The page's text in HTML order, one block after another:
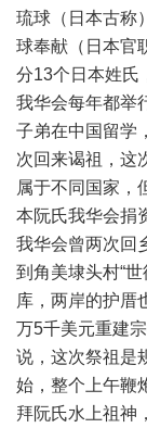
琉球（日本古称
球奉献（日本官
分13个日本姓氏
我华会每年都举
子弟在中国留学
次回来谒祖，这
属于不同国家，
本阮氏我华会捐
我华会曾两次回
到角美埭头村“
库，两岸的护厝
万5千美元重建
说，这次祭祖是
始，整个上午鞭
拜阮氏水上祖神